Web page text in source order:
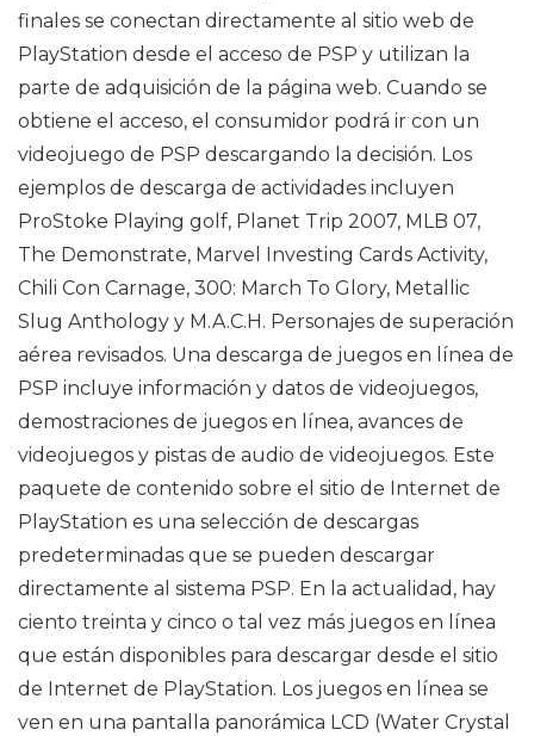
finales se conectan directamente al sitio web de
PlayStation desde el acceso de PSP y utilizan la
parte de adquisición de la página web. Cuando se
obtiene el acceso, el consumidor podrá ir con un
videojuego de PSP descargando la decisión. Los
ejemplos de descarga de actividades incluyen
ProStoke Playing golf, Planet Trip 2007, MLB 07,
The Demonstrate, Marvel Investing Cards Activity,
Chili Con Carnage, 300: March To Glory, Metallic
Slug Anthology y M.A.C.H. Personajes de superación
aérea revisados. Una descarga de juegos en línea de
PSP incluye información y datos de videojuegos,
demostraciones de juegos en línea, avances de
videojuegos y pistas de audio de videojuegos. Este
paquete de contenido sobre el sitio de Internet de
PlayStation es una selección de descargas
predeterminadas que se pueden descargar
directamente al sistema PSP. En la actualidad, hay
ciento treinta y cinco o tal vez más juegos en línea
que están disponibles para descargar desde el sitio
de Internet de PlayStation. Los juegos en línea se
ven en una pantalla panorámica LCD (Water Crystal